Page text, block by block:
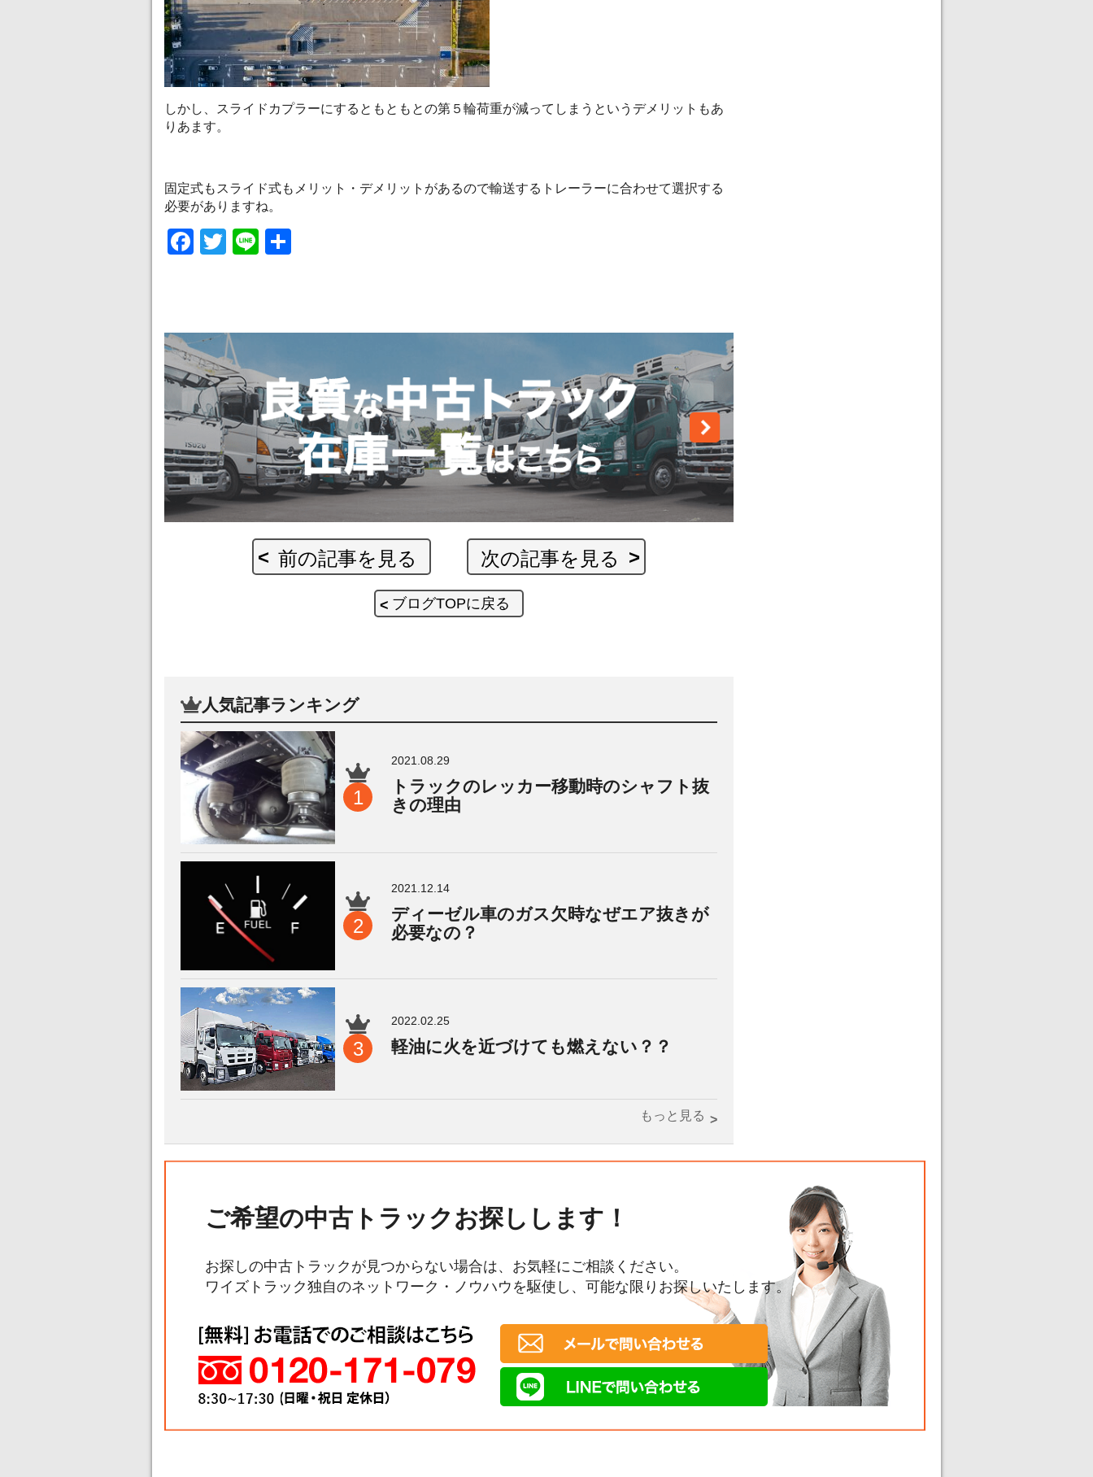
しかし、スライドカプラーにするともともとの第５輪荷重が減ってしまうというデメリットもあ
りあます。
固定式もスライド式もメリット・デメリットがあるので輸送するトレーラーに合わせて選択する
必要がありますね。
Facebook
Twitter
Line
前の記事を見る 次の記事を見る
ブログTOPに戻る
人気記事ランキング
1
2021.08.29
トラックのレッカー移動時のシャフト抜
きの理由
2
2021.12.14
ディーゼル車のガス欠時なぜエア抜きが
必要なの？
3
2022.02.25
軽油に火を近づけても燃えない？？
もっと見る
ご希望の中古トラックお探しします！
お探しの中古トラックが見つからない場合は、お気軽にご相談ください。
ワイズトラック独自のネットワーク・ノウハウを駆使し、可能な限りお探しいたします。